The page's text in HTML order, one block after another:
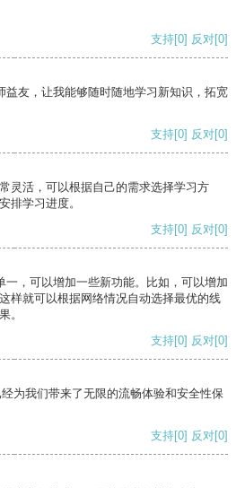
支持[0] 反对[0]
益友，让我能够随时随地学习新知识，拓宽
支持[0] 反对[0]
灵活，可以根据自己的需求选择学习方
排学习进度。
支持[0] 反对[0]
一，可以增加一些新功能。比如，可以增加
样就可以根据网络情况自动选择最优的线
。
支持[0] 反对[0]
为我们带来了无限的流畅体验和安全性保
支持[0] 反对[0]